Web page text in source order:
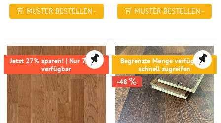
MUSTER BESTELLEN -
MUSTER BESTELLEN -
Jetzt 27% sparen! | Nur 7,67m²
verfügbar
Begrenzte Menge verfügbar -
schnell zugreifen
-48